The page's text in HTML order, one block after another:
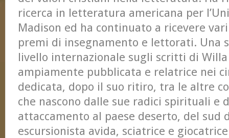
ricerca in letteratura americana per
Madison ed ha continuato a ricevere
premi di insegnamento e lettorati. Una
livello internazionale sugli scritti di
ampiamente pubblicata e relatrice nei
dedicata, dopo il suo ritiro, tra le altre
che nascono dalle sue radici spirituali e
attaccamento al paese deserto, del sud
escursionista avida, sciatrice e